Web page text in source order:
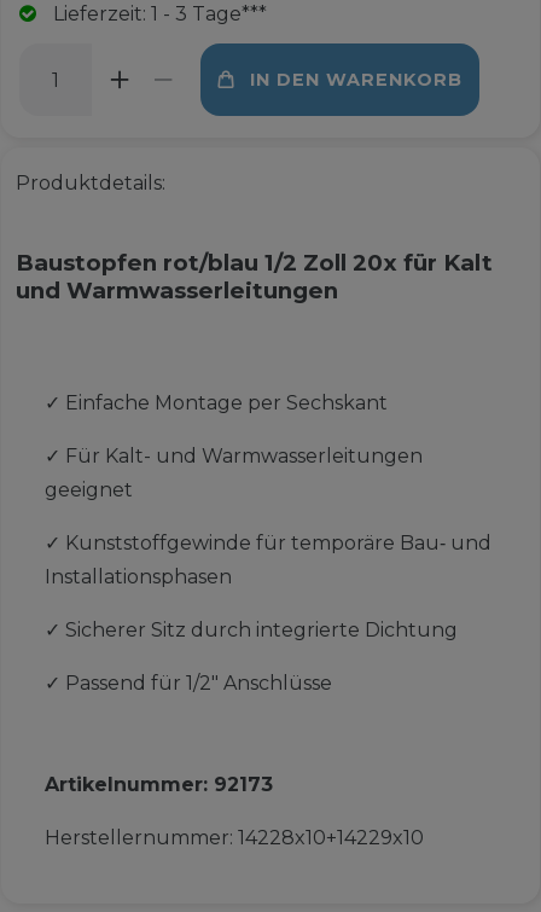
Lieferzeit: 1 - 3 Tage***
IN DEN WARENKORB
Produktdetails:
Baustopfen rot/blau 1/2 Zoll 20x für Kalt
und Warmwasserleitungen
✓ Einfache Montage per Sechskant
✓ Für Kalt- und Warmwasserleitungen
geeignet
✓ Kunststoffgewinde für temporäre Bau‑ und
Installationsphasen
✓ Sicherer Sitz durch integrierte Dichtung
✓ Passend für 1/2" Anschlüsse
Artikelnummer: 92173
Herstellernummer: 14228x10+14229x10